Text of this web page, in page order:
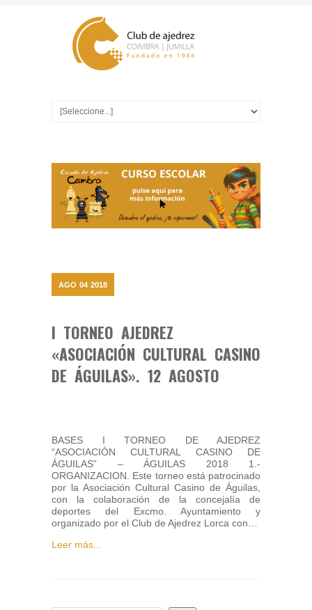
AGO 04 2018
I TORNEO AJEDREZ
«ASOCIACIÓN CULTURAL CASINO
DE ÁGUILAS». 12 AGOSTO
BASES I TORNEO DE AJEDREZ
“ASOCIACIÓN CULTURAL CASINO DE
ÁGUILAS” – ÁGUILAS 2018 1.-
ORGANIZACION. Este torneo está patrocinado
por la Asociación Cultural Casino de Águilas,
con la colaboración de la concejalía de
deportes del Excmo. Ayuntamiento y
organizado por el Club de Ajedrez Lorca con…
Leer más...